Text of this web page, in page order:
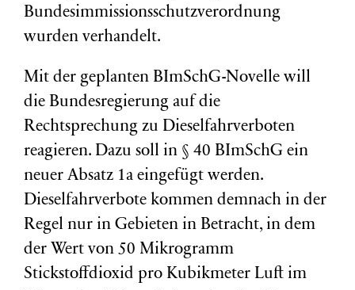
Bundesimmissionsschutzverordnung
wurden verhandelt.
Mit der geplanten BImSchG-Novelle will
die Bundesregierung auf die
Rechtsprechung zu Dieselfahrverboten
reagieren. Dazu soll in § 40 BImSchG ein
neuer Absatz 1a eingefügt werden.
Dieselfahrverbote kommen demnach in der
Regel nur in Gebieten in Betracht, in dem
der Wert von 50 Mikrogramm
Stickstoffdioxid pro Kubikmeter Luft im